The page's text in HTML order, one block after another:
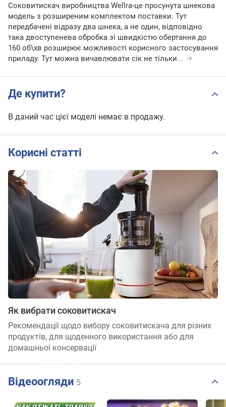
Соковитискач виробництва Wellra-це просунута шнекова
модель з розширеним комплектом поставки. Тут
передбачені відразу два шнека, а не один, відповідно
така двоступенева обробка зі швидкістю обертання до
160 об\хв розширює можливості корисного застосування
приладу. Тут можна вичавлювати сік не тільки...
Де купити?
В даний час цієї моделі немає в продажу.
Корисні статті
Як вибрати соковитискач
Рекомендації щодо вибору соковитискача для різних
продуктів, для щоденного використання або для
домашньої консервації
Відеоогляди 5